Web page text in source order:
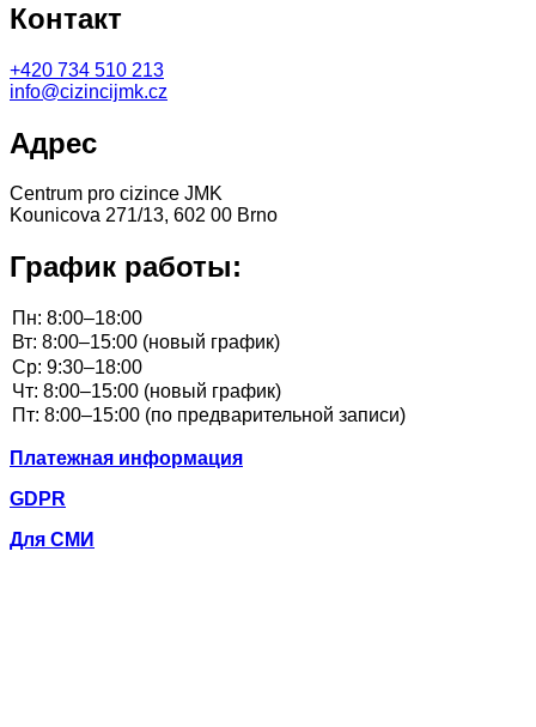
Контакт
+420 734 510 213
info@cizincijmk.cz
Адрес
Centrum pro cizince JMK
Kounicova 271/13, 602 00 Brno
График работы:
Платежная информация
GDPR
Для СМИ